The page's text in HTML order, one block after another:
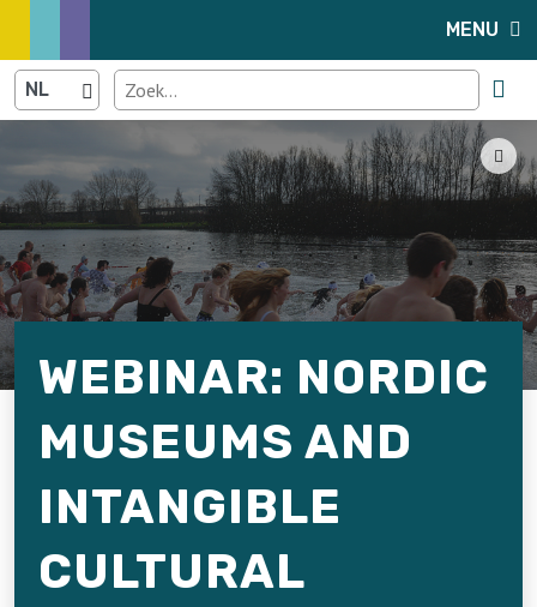
MENU
WEBINAR: NORDIC
MUSEUMS AND
INTANGIBLE
CULTURAL